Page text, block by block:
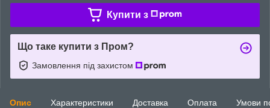
Купити з
Що таке купити з Пром?
Замовлення під захистом
Опис Характеристики Доставка Оплата Умови